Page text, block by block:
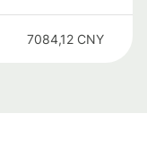
7084,12 CNY